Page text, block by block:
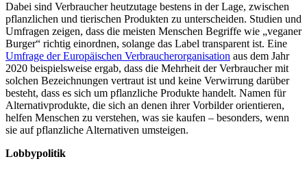
Dabei sind Verbraucher heutzutage bestens in der Lage, zwischen
pflanzlichen und tierischen Produkten zu unterscheiden. Studien und
Umfragen zeigen, dass die meisten Menschen Begriffe wie „veganer
Burger“ richtig einordnen, solange das Label transparent ist. Eine
Umfrage der Europäischen Verbraucherorganisation aus dem Jahr
2020 beispielsweise ergab, dass die Mehrheit der Verbraucher mit
solchen Bezeichnungen vertraut ist und keine Verwirrung darüber
besteht, dass es sich um pflanzliche Produkte handelt. Namen für
Alternativprodukte, die sich an denen ihrer Vorbilder orientieren,
helfen Menschen zu verstehen, was sie kaufen – besonders, wenn
sie auf pflanzliche Alternativen umsteigen.
Lobbypolitik